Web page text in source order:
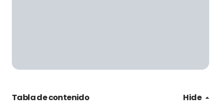
Tabla de contenido Hide